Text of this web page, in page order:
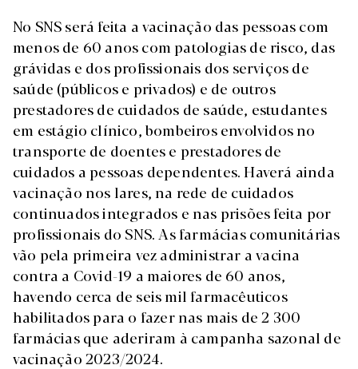
No SNS será feita a vacinação das pessoas com
menos de 60 anos com patologias de risco, das
grávidas e dos profissionais dos serviços de
saúde (públicos e privados) e de outros
prestadores de cuidados de saúde, estudantes
em estágio clínico, bombeiros envolvidos no
transporte de doentes e prestadores de
cuidados a pessoas dependentes. Haverá ainda
vacinação nos lares, na rede de cuidados
continuados integrados e nas prisões feita por
profissionais do SNS. As farmácias comunitárias
vão pela primeira vez administrar a vacina
contra a Covid-19 a maiores de 60 anos,
havendo cerca de seis mil farmacêuticos
habilitados para o fazer nas mais de 2 300
farmácias que aderiram à campanha sazonal de
vacinação 2023/2024.